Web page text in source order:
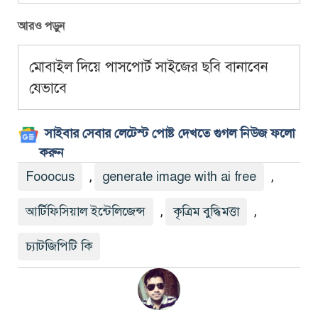
আরও পড়ুন
মোবাইল দিয়ে পাসপোর্ট সাইজের ছবি বানাবেন
যেভাবে
সাইবার সেবার লেটেস্ট পোষ্ট দেখতে গুগল নিউজ ফলো
করুন
Fooocus
, generate image with ai free ,
আর্টিফিসিয়াল ইন্টেলিজেন্স , কৃত্রিম বুদ্ধিমত্তা ,
চ্যাটজিপিটি কি